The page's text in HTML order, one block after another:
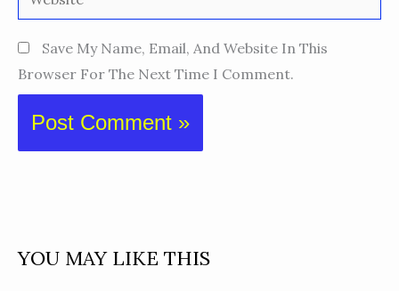
Save My Name, Email, And Website In This
Browser For The Next Time I Comment.
YOU MAY LIKE THIS